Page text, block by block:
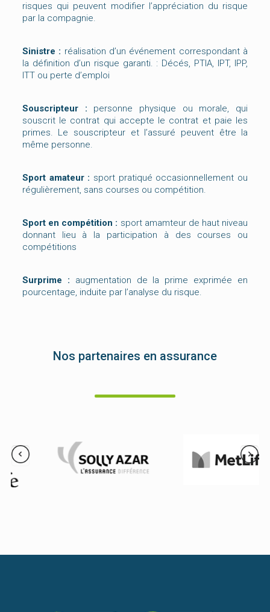
risques qui peuvent modifier l’appréciation du risque
par la compagnie.
Sinistre : réalisation d’un événement correspondant à
la définition d’un risque garanti. : Décés, PTIA, IPT, IPP,
ITT ou perte d’emploi
Souscripteur : personne physique ou morale, qui
souscrit le contrat qui accepte le contrat et paie les
primes. Le souscripteur et l’assuré peuvent être la
même personne.
Sport amateur : sport pratiqué occasionnellement ou
régulièrement, sans courses ou compétition.
Sport en compétition : sport amamteur de haut niveau
donnant lieu à la participation à des courses ou
compétitions
Surprime : augmentation de la prime exprimée en
pourcentage, induite par l’analyse du risque.
Nos partenaires en assurance